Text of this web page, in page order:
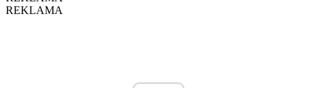
REKLAMA